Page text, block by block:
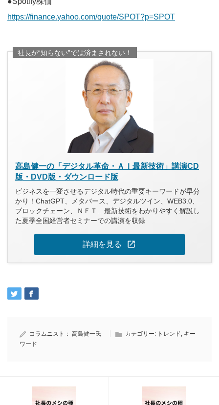
https://finance.yahoo.com/quote/SPOT?p=SPOT
社長が“知らない”では済まされない！
高島健一の「デジタル革命・ＡＩ最新技術」講演CD
版・DVD版・ダウンロード版
ビジネスを一変させるデジタル時代の重要キーワードが早分
かり！ChatGPT、メタバース、デジタルツイン、WEB3.0、
ブロックチェーン、ＮＦＴ…最新技術をわかりやすく解説し
た夏季全国経営者セミナーでの講演を収録
詳細を見る open_in_new
コラムニスト： 高島健一氏 カテゴリー: トレンド, キー
ワード